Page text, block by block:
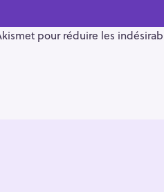
pour réduire les